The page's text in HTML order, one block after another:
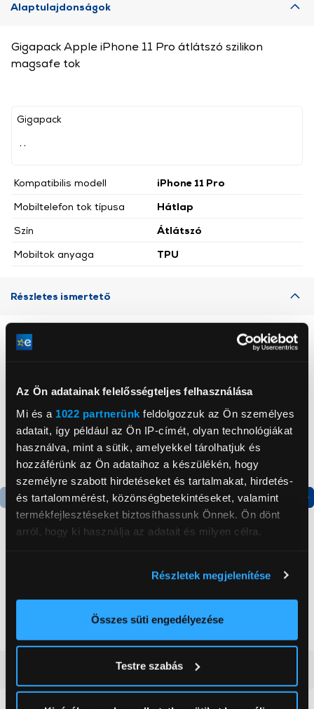
Az Ön adatainak felelősségteljes felhasználása
Mi és a 1022 partnerünk feldolgozzuk az Ön személyes
adatait, így például az Ön IP-címét, olyan technológiákat
használva, mint a sütik, amelyekkel tárolhatjuk és
hozzáférünk az Ön adataihoz a készülékén, hogy
személyre szabott hirdetéseket és tartalmakat, hirdetés-
és tartalommérést, közönségbetekintéseket, valamint
termékfejlesztéseket biztosíthassunk Önnek. Ön dönt
arról, hogy ki használja az adatait és milyen célra.
elhelyezkedéséről pár méteres pontossággal
Az Ön készülékén beazonosítása annak konkrét
módjairól és adja meg preferenciáit aRészletek
pontban. Bármikor módosíthatja vagy visszavonhatja a
Sütinyilatkozathoz való hozzájárulását.
Részletek megjelenítése
Összes süti engedélyezése
Testre szabás
Alaptulajdonságok
Gigapack
Kompatibilis modell
iPhone 11 Pro
Mobiltelefon tok típusa
Hátlap
Szín
Átlátszó
Mobiltok anyaga
TPU
Gigapack Apple iPhone 11 Pro átlátszó szilikon
magsafe tok
Részletes ismertető
Termék adatlap Termék adatlap
Egyajtós hűtőszekrény
59 999 Ft
(0)